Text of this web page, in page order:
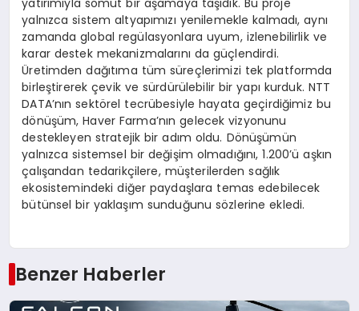
yalnızca sistem altyapımızı yenilemekle kalmadı, aynı
zamanda global regülasyonlara uyum, izlenebilirlik ve
karar destek mekanizmalarını da güçlendirdi.
Üretimden dağıtıma tüm süreçlerimizi tek platformda
birleştirerek çevik ve sürdürülebilir bir yapı kurduk. NTT
DATA’nın sektörel tecrübesiyle hayata geçirdiğimiz bu
dönüşüm, Haver Farma’nın gelecek vizyonunu
destekleyen stratejik bir adım oldu. Dönüşümün
yalnızca sistemsel bir değişim olmadığını, 1.200’ü aşkın
çalışandan tedarikçilere, müşterilerden sağlık
ekosistemindeki diğer paydaşlara temas edebilecek
bütünsel bir yaklaşım sunduğunu sözlerine ekledi.
Benzer Haberler